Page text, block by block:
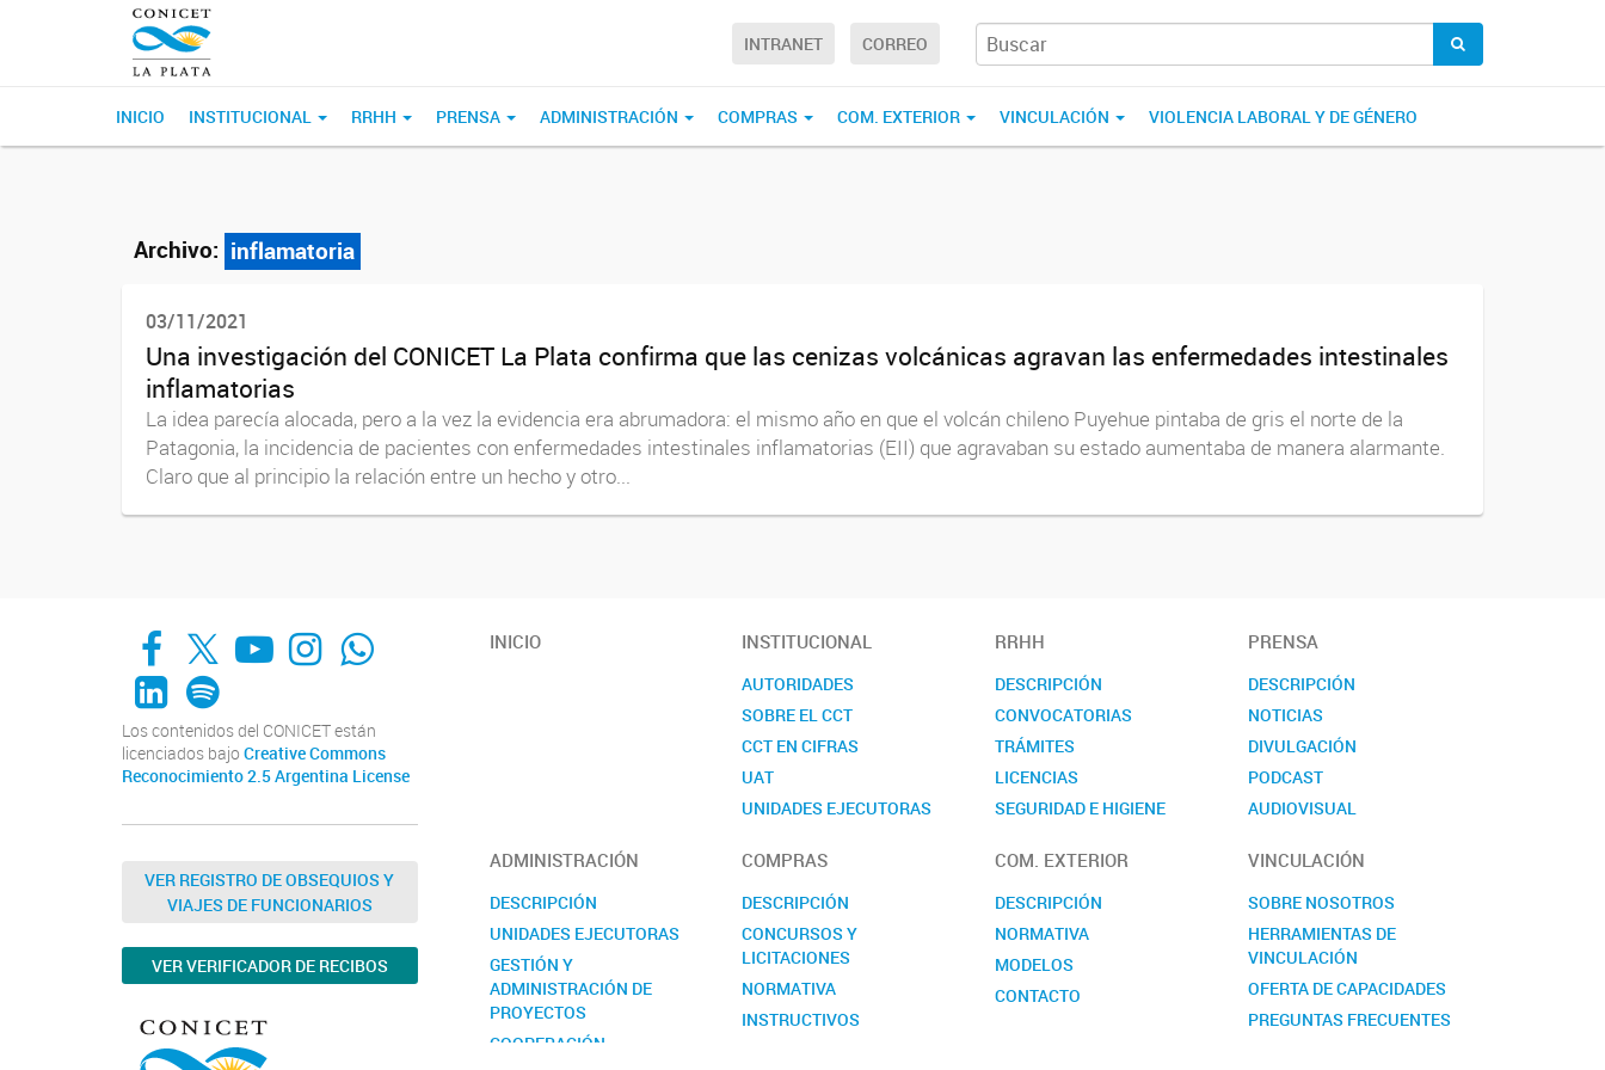
INTRANET CORREO
INICIO INSTITUCIONAL RRHH PRENSA ADMINISTRACIÓN COMPRAS COM. EXTERIOR VINCULACIÓN VIOLENCIA LABORAL Y DE GÉNERO
Archivo: inflamatoria
03/11/2021
Una investigación del CONICET La Plata confirma que las cenizas volcánicas agravan las enfermedades intestinales
inflamatorias
La idea parecía alocada, pero a la vez la evidencia era abrumadora: el mismo año en que el volcán chileno Puyehue pintaba de gris el norte de la
Patagonia, la incidencia de pacientes con enfermedades intestinales inflamatorias (EII) que agravaban su estado aumentaba de manera alarmante.
Claro que al principio la relación entre un hecho y otro...
Facebook
X YouTube
Instagram
Whats App
LinkedIn
Spotify
Los contenidos del CONICET están
licenciados bajo Creative Commons
Reconocimiento 2.5 Argentina License
VER REGISTRO DE OBSEQUIOS Y
VIAJES DE FUNCIONARIOS
VER VERIFICADOR DE RECIBOS
INICIO INSTITUCIONAL
AUTORIDADES
SOBRE EL CCT
CCT EN CIFRAS
UAT
UNIDADES EJECUTORAS
REALP
RRHH
DESCRIPCIÓN
CONVOCATORIAS
TRÁMITES
LICENCIAS
SEGURIDAD E HIGIENE
PRENSA
DESCRIPCIÓN
NOTICIAS
DIVULGACIÓN
PODCAST
AUDIOVISUAL
NOVEDADES
CONTACTO
ADMINISTRACIÓN
DESCRIPCIÓN
UNIDADES EJECUTORAS
GESTIÓN Y
ADMINISTRACIÓN DE
PROYECTOS
COOPERACIÓN
COMPRAS
DESCRIPCIÓN
CONCURSOS Y
LICITACIONES
NORMATIVA
INSTRUCTIVOS
COM. EXTERIOR
DESCRIPCIÓN
NORMATIVA
MODELOS
CONTACTO
VINCULACIÓN
SOBRE NOSOTROS
HERRAMIENTAS DE
VINCULACIÓN
OFERTA DE CAPACIDADES
PREGUNTAS FRECUENTES